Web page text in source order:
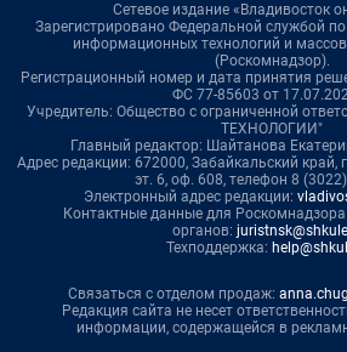
Сетевое издание «Владивосток
Зарегистрировано Федеральной службой
информационных технологий и
(Роскомнадзор).
Регистрационный номер и дата принятия
ФС 77-85603 от
Учредитель: Общество с ограниченной
ТЕХНОЛОГИИ"
Главный редактор: Шайтанова
Адрес редакции: 672000, Забайкальский край,
эт. 6, оф. 608, телефон 8
Электронный адрес редакции:
Контактные данные для Роскомнадзора
органов:
Техподдержка:
Связаться с отделом продаж:
Редакция сайта не несет
информации, содержащейся в